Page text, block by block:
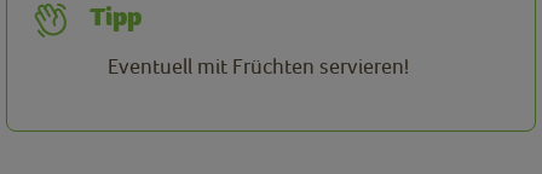
Tipp
Eventuell mit Früchten servieren!